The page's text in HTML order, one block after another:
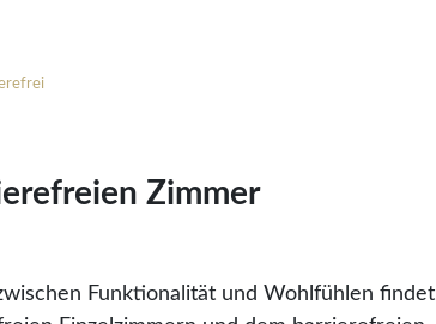
Zimmer
Funktionalität und Wohlfühlen findet